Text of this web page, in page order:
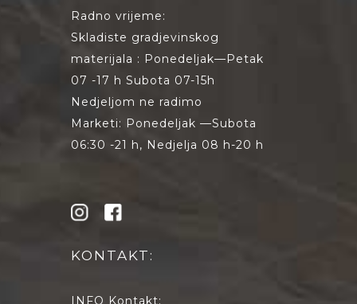
Radno vrijeme:
Skladiste gradjevinskog
materijala : Ponedeljak—Petak
07 -17 h Subota 07-15h
Nedjeljom ne radimo
Marketi: Ponedeljak —Subota
06:30 -21 h, Nedjelja 08 h-20 h
KONTAKT:
INFO Kontakt: